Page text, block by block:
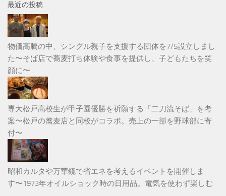
最近の投稿
物価高騰の中、シングル親子を支援する団体を7/5設立しまし
た〜そば店で蕎麦打ち体験や食事を提供し、子どもたちを笑
顔に〜
専大松戸高校生が甲子園優勝を祈願する「二刀流そば」を考
案〜松戸の蕎麦店と同校がコラボ。売上の一部を野球部に寄
付〜
昭和カルタや万華鏡で省エネを考えるイベントを開催しま
す〜1973年オイルショック時の日用品。電気を使わず楽しむ